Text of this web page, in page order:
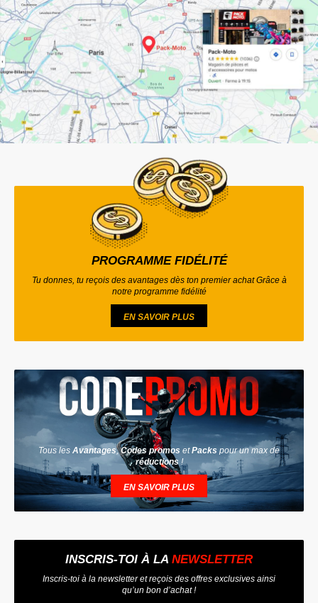
PROGRAMME FIDÉLITÉ
Tu donnes, tu reçois des avantages dès ton premier achat Grâce à
notre programme fidélité
EN SAVOIR PLUS
Tous les Avantages,Codes promos etPacks pour un max de
réductions !
EN SAVOIR PLUS
INSCRIS-TOI À LA NEWSLETTER
Inscris-toi à la newsletter et reçois des offres exclusives ainsi
qu’un bon d’achat !